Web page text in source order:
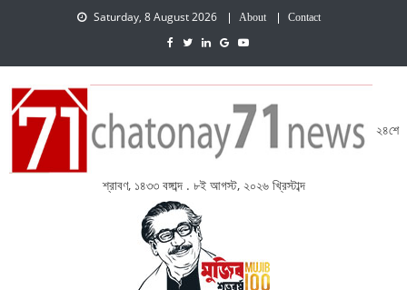
Saturday, 8 August 2026 About Contact
২৪শে
শ্রাবণ, ১৪৩৩ বঙ্গাব্দ . ৮ই আগস্ট, ২০২৬ খ্রিস্টাব্দ